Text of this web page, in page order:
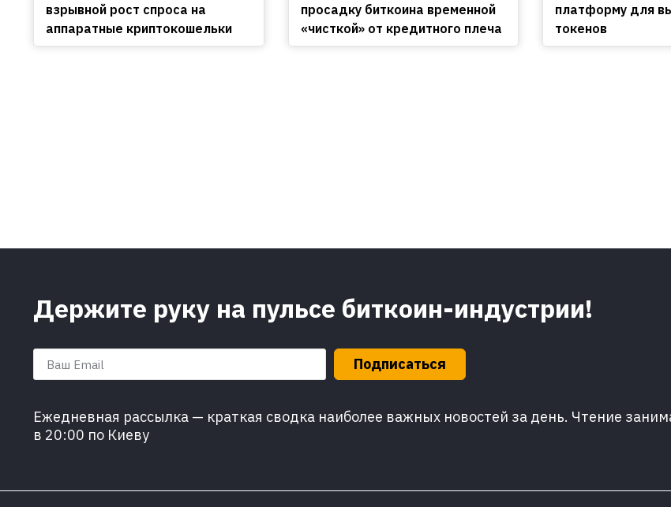
взрывной рост спроса на
аппаратные криптокошельки
просадку биткоина временной
«чисткой» от кредитного плеча
платформу для
токенов
Держите руку на пульсе биткоин-индустрии!
Подписаться
Ежедневная рассылка — краткая сводка наиболее важных новостей за день. Чтение
в 20:00 по Киеву